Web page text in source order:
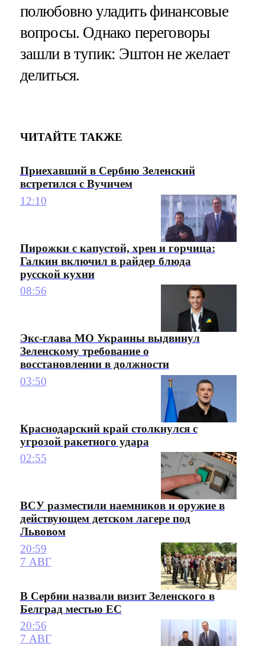
полюбовно уладить финансовые
вопросы. Однако переговоры
зашли в тупик: Эштон не желает
делиться.
ЧИТАЙТЕ ТАКЖЕ
Приехавший в Сербию Зеленский
встретился с Вучичем
12:10
Пирожки с капустой, хрен и горчица:
Галкин включил в райдер блюда
русской кухни
08:56
Экс-глава МО Украины выдвинул
Зеленскому требование о
восстановлении в должности
03:50
Краснодарский край столкнулся с
угрозой ракетного удара
02:55
ВСУ разместили наемников и оружие в
действующем детском лагере под
Львовом
20:59
7 АВГ
В Сербии назвали визит Зеленского в
Белград местью ЕС
20:56
7 АВГ